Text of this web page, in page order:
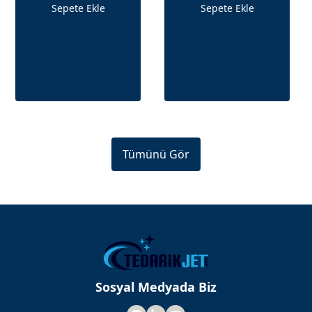
Sepete Ekle Sepete Ekle
Tümünü Gör
Sosyal Medyada Biz